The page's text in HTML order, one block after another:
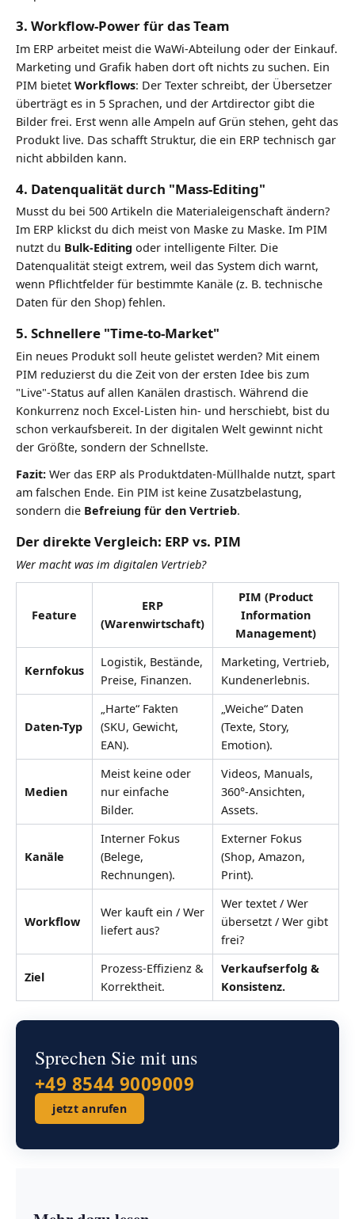
3. Workflow-Power für das Team
Im ERP arbeitet meist die WaWi-Abteilung oder der Einkauf.
Marketing und Grafik haben dort oft nichts zu suchen. Ein
PIM bietet Workflows: Der Texter schreibt, der Übersetzer
überträgt es in 5 Sprachen, und der Artdirector gibt die
Bilder frei. Erst wenn alle Ampeln auf Grün stehen, geht das
Produkt live. Das schafft Struktur, die ein ERP technisch gar
nicht abbilden kann.
4. Datenqualität durch "Mass-Editing"
Musst du bei 500 Artikeln die Materialeigenschaft ändern?
Im ERP klickst du dich meist von Maske zu Maske. Im PIM
nutzt du Bulk-Editing oder intelligente Filter. Die
Datenqualität steigt extrem, weil das System dich warnt,
wenn Pflichtfelder für bestimmte Kanäle (z. B. technische
Daten für den Shop) fehlen.
5. Schnellere "Time-to-Market"
Ein neues Produkt soll heute gelistet werden? Mit einem
PIM reduzierst du die Zeit von der ersten Idee bis zum
"Live"-Status auf allen Kanälen drastisch. Während die
Konkurrenz noch Excel-Listen hin- und herschiebt, bist du
schon verkaufsbereit. In der digitalen Welt gewinnt nicht
der Größte, sondern der Schnellste.
Fazit: Wer das ERP als Produktdaten-Müllhalde nutzt, spart
am falschen Ende. Ein PIM ist keine Zusatzbelastung,
sondern die Befreiung für den Vertrieb.
Der direkte Vergleich: ERP vs. PIM
Wer macht was im digitalen Vertrieb?
Feature
ERP
(Warenwirtschaft)
PIM (Product
Information
Management)
Kernfokus
Logistik, Bestände,
Preise, Finanzen.
Marketing, Vertrieb,
Kundenerlebnis.
Daten-Typ
„Harte“ Fakten
(SKU, Gewicht,
EAN).
„Weiche“ Daten
(Texte, Story,
Emotion).
Medien
Meist keine oder
nur einfache
Bilder.
Videos, Manuals,
360°-Ansichten,
Assets.
Kanäle
Interner Fokus
(Belege,
Rechnungen).
Externer Fokus
(Shop, Amazon,
Print).
Workflow
Wer kauft ein / Wer
liefert aus?
Wer textet / Wer
übersetzt / Wer gibt
frei?
Ziel
Prozess-Effizienz &
Korrektheit.
Verkaufserfolg &
Konsistenz.
Sprechen Sie mit uns
+49 8544 9009009
jetzt anrufen